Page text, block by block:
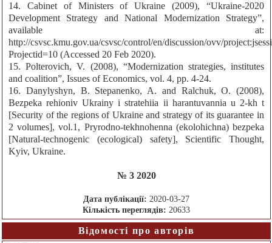
14. Cabinet of Ministers of Ukraine (2009), “Ukraine-2020
Development Strategy and National Modernization Strategy”,
available at:
http://csvsc.kmu.gov.ua/csvsc/control/en/discussion/ovv/
Projectid=10 (Accessed 20 Feb 2020).
15. Polterovich, V. (2008), “Modernization strategies, institutes
and coalition”, Issues of Economics, vol. 4, pp. 4-24.
16. Danylyshyn, B. Stepanenko, A. and Ralchuk, O. (2008),
Bezpeka rehioniv Ukrainy i stratehiia ii harantuvannia u 2-kh t
[Security of the regions of Ukraine and strategy of its guarantee in
2 volumes], vol.1, Pryrodno-tekhnohenna (ekolohichna) bezpeka
[Natural-technogenic (ecological) safety], Scientific Thought,
Kyiv, Ukraine.
№ 3 2020
Дата публікації: 2020-03-27
Кількість переглядів: 20633
Відомості про авторів